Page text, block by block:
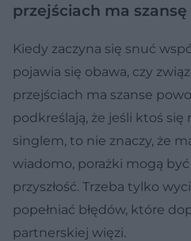
przejściach ma
Kiedy zaczyna się snuć
pojawia się obawa, czy
przejściach ma szanse
podkreślają, że jeśli ktoś się
singlem, to nie znaczy, że
wiadomo, porażki mogą
przyszłość. Trzeba tylko
popełniać błędów, które
partnerskiej więzi.